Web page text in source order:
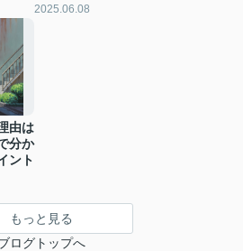
2025.06.08
由は
分か
ント
もっと見る
ログトップへ